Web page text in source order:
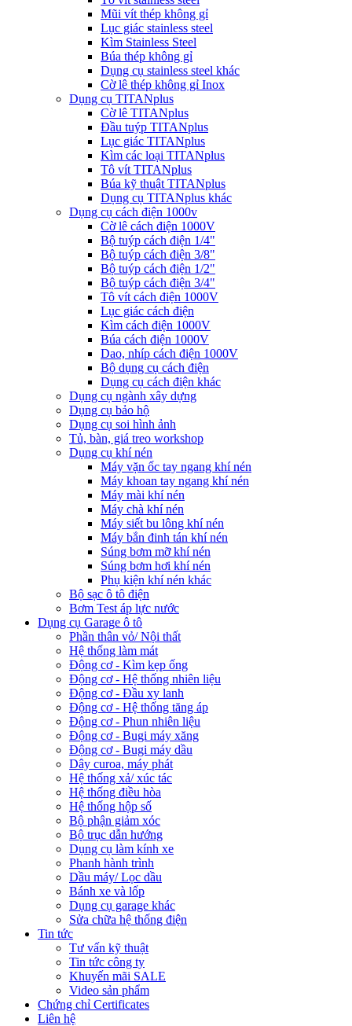
Mũi vít thép không gỉ
Lục giác stainless steel
Kìm Stainless Steel
Búa thép không gỉ
Dụng cụ stainless steel khác
Cờ lê thép không gỉ Inox
Dụng cụ TITANplus
Cờ lê TITANplus
Đầu tuýp TITANplus
Lục giác TITANplus
Kìm các loại TITANplus
Tô vít TITANplus
Búa kỹ thuật TITANplus
Dụng cụ TITANplus khác
Dụng cụ cách điện 1000v
Cờ lê cách điện 1000V
Bộ tuýp cách điện 1/4"
Bộ tuýp cách điện 3/8"
Bộ tuýp cách điện 1/2"
Bộ tuýp cách điện 3/4"
Tô vít cách điện 1000V
Lục giác cách điện
Kìm cách điện 1000V
Búa cách điện 1000V
Dao, nhíp cách điện 1000V
Bộ dụng cụ cách điện
Dụng cụ cách điện khác
Dụng cụ ngành xây dựng
Dụng cụ bảo hộ
Dụng cụ soi hình ảnh
Tủ, bàn, giá treo workshop
Dụng cụ khí nén
Máy vặn ốc tay ngang khí nén
Máy khoan tay ngang khí nén
Máy mài khí nén
Máy chà khí nén
Máy siết bu lông khí nén
Máy bắn đinh tán khí nén
Súng bơm mỡ khí nén
Súng bơm hơi khí nén
Phụ kiện khí nén khác
Bộ sạc ô tô điện
Bơm Test áp lực nước
Dụng cụ Garage ô tô
Phần thân vỏ/ Nội thất
Hệ thống làm mát
Động cơ - Kìm kẹp ống
Động cơ - Hệ thống nhiên liệu
Động cơ - Đầu xy lanh
Động cơ - Hệ thống tăng áp
Động cơ - Phun nhiên liệu
Động cơ - Bugi máy xăng
Động cơ - Bugi máy dầu
Dây curoa, máy phát
Hệ thống xả/ xúc tác
Hệ thống điều hòa
Hệ thống hộp số
Bộ phận giảm xóc
Bộ trục dẫn hướng
Dụng cụ làm kính xe
Phanh hành trình
Dầu máy/ Lọc dầu
Bánh xe và lốp
Dụng cụ garage khác
Sửa chữa hệ thống điện
Tin tức
Tư vấn kỹ thuật
Tin tức công ty
Khuyến mãi SALE
Video sản phẩm
Chứng chỉ Certificates
Liên hệ